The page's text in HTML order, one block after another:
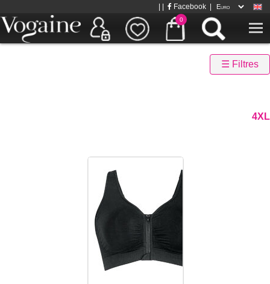
0
Facebook
☰ Filtres
4XL